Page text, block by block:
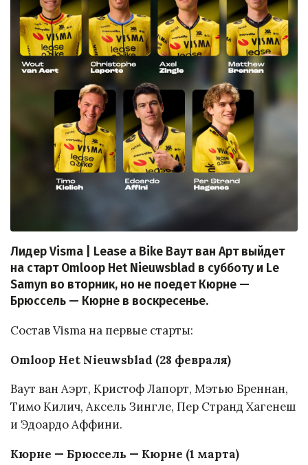
Лидер Visma | Lease a Bike Ваут ван Арт выйдет
на старт Omloop Het Nieuwsblad в субботу и Le
Samyn во вторник, но не поедет Кюрне —
Брюссель — Кюрне в воскресенье.
Состав Visma на первые старты:
Omloop Het Nieuwsblad (28 февраля)
Ваут ван Аэрт, Кристоф Лапорт, Мэтью Бреннан,
Тимо Килич, Аксель Зингле, Пер Странд Хагенеш
и Эдоардо Аффини.
Кюрне — Брюссель — Кюрне (1 марта)